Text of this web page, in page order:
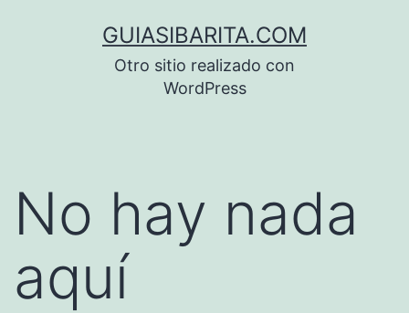
GUIASIBARITA.COM
Otro sitio realizado con
WordPress
No hay nada
aquí